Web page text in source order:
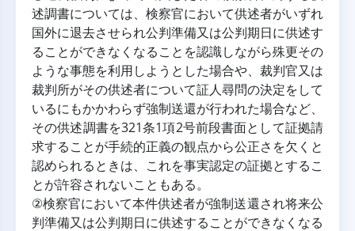
述調書については、検察官において供述者がいずれ
国外に退去させられ公判準備又は公判期日に供述す
ることができなくなることを認識しながら殊更その
ような事態を利用しようとした場合や、裁判官又は
裁判所がその供述者について証人尋問の決定をして
いるにもかかわらず強制送還が行われた場合など、
その供述調書を321条1項2号前段書面として証拠請
求することが手続的正義の観点から公正さを欠くと
認められるときは、これを事実認定の証拠とするこ
とが許容されないこともある。
②検察官において本件供述者が強制送還され将来公
判準備又は公判期日に供述することができなくなる